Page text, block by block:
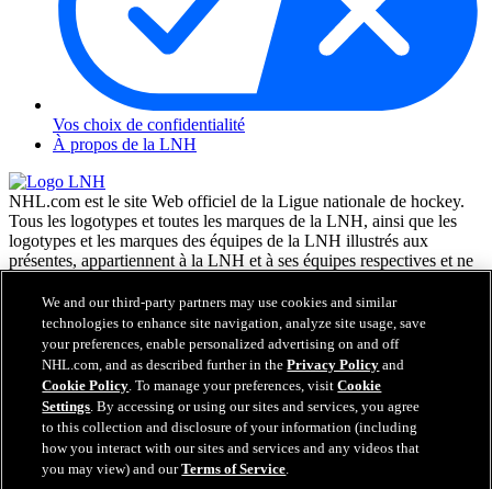
Vos choix de confidentialité
À propos de la LNH
NHL.com est le site Web officiel de la Ligue nationale de hockey.
Tous les logotypes et toutes les marques de la LNH, ainsi que les
logotypes et les marques des équipes de la LNH illustrés aux
présentes, appartiennent à la LNH et à ses équipes respectives et ne
Enterprises, L.P. © LNH 2026. Tous droits réservés. Tous les
chandails d'équipe de la LNH personnalisés avec les noms des
joueurs de la LNH et leurs numéros sont officiellement sous license
de la LNH et de l'AJLNH. Le mot servant de marque Zamboni et la
configuration de la surfaceuse Zamboni sont des marques de
commerce déposées de Frank J. Zamboni & Co., Inc. © Frank J.
Zamboni & Co., Inc. 2026. Tous droits réservés. Toute autre marque
déposée ou tout droit d'auteur d'une tierce partie sont la propriété de
leurs auteurs respectifs. Tous droits réservés.
We and our third-party partners may use cookies and similar
technologies to enhance site navigation, analyze site usage, save
your preferences, enable personalized advertising on and off
NHL.com, and as described further in thePrivacy Policy and
Cookie Policy. To manage your preferences, visitCookie
Settings. By accessing or using our sites and services, you agree
to this collection and disclosure of your information (including
how you interact with our sites and services and any videos that
you may view) and ourTerms of Service.